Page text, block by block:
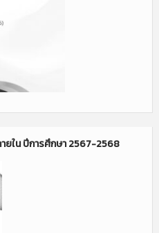
ยใน ปีการศึกษา 2567-2568